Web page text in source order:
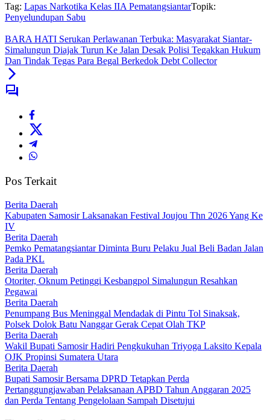
Tag: Lapas Narkotika Kelas IIA PematangsiantarTopik:
Penyelundupan Sabu
BARA HATI Serukan Perlawanan Terbuka: Masyarakat Siantar-
Simalungun Diajak Turun Ke Jalan Desak Polisi Tegakkan Hukum
Dan Tindak Tegas Para Begal Berkedok Debt Collector
Pos Terkait
Berita Daerah
Kabupaten Samosir Laksanakan Festival Joujou Thn 2026 Yang Ke
IV
Berita Daerah
Pemko Pematangsiantar Diminta Buru Pelaku Jual Beli Badan Jalan
Pada PKL
Berita Daerah
Otoriter, Oknum Petinggi Kesbangpol Simalungun Resahkan
Pegawai
Berita Daerah
Penumpang Bus Meninggal Mendadak di Pintu Tol Sinaksak,
Polsek Dolok Batu Nanggar Gerak Cepat Olah TKP
Berita Daerah
Wakil Bupati Samosir Hadiri Pengkukuhan Triyoga Laksito Kepala
OJK Propinsi Sumatera Utara
Berita Daerah
Bupati Samosir Bersama DPRD Tetapkan Perda
Pertanggungjawaban Pelaksanaan APBD Tahun Anggaran 2025
dan Perda Tentang Pengelolaan Sampah Disetujui